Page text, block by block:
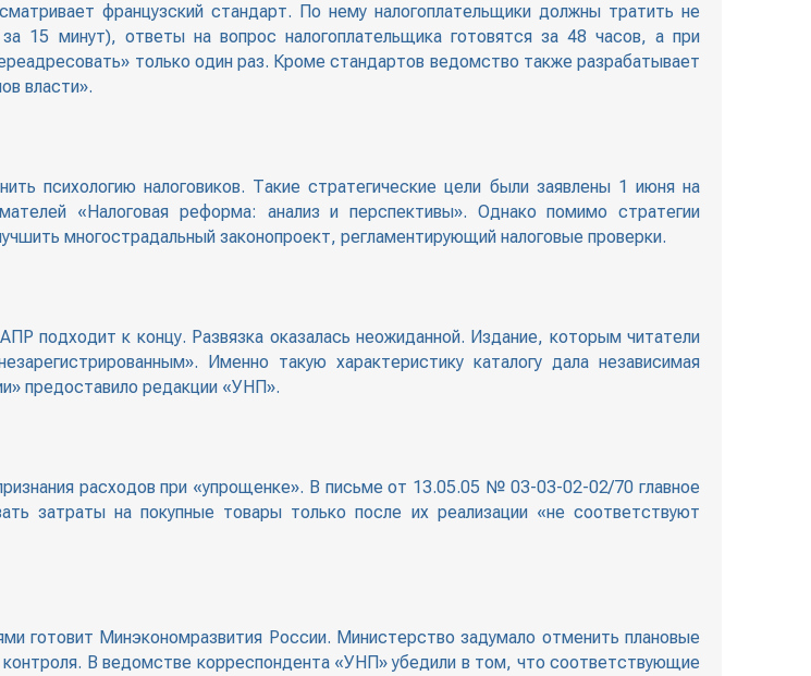
французский стандарт. По нему налогоплательщики должны тратить не
15 минут), ответы на вопрос налогоплательщика готовятся за 48 часов, а при
только один раз. Кроме стандартов ведомство также разрабатывает
власти».
психологию налоговиков. Такие стратегические цели были заявлены 1 июня на
«Налоговая реформа: анализ и перспективы». Однако помимо стратегии
многострадальный законопроект, регламентирующий налоговые проверки.
подходит к концу. Развязка оказалась неожиданной. Издание, которым читатели
Именно такую характеристику каталогу дала независимая
предоставило редакции «УНП».
расходов при «упрощенке». В письме от 13.05.05 № 03-03-02-02/70 главное
затраты на покупные товары только после их реализации «не соответствуют
готовит Минэкономразвития России. Министерство задумало отменить плановые
контроля. В ведомстве корреспондента «УНП» убедили в том, что соответствующие